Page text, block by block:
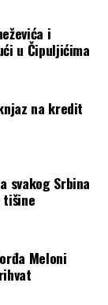
i
u Čipuljićima
na kredit
svakog Srbina
tišine
Meloni